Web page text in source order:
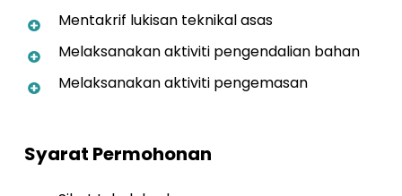
Mentakrif lukisan teknikal asas
Melaksanakan aktiviti pengendalian bahan
Melaksanakan aktiviti pengemasan
Syarat Permohonan